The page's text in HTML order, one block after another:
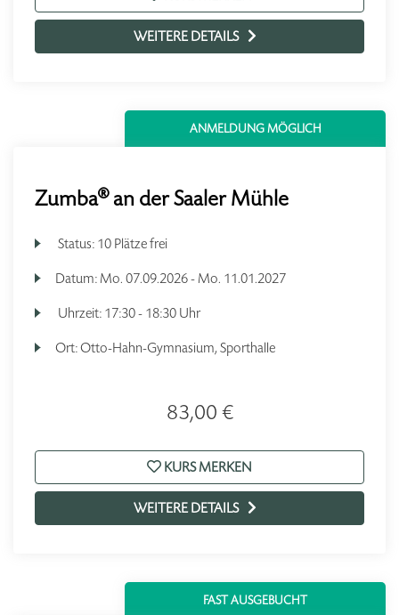
WEITERE DETAILS
ANMELDUNG MÖGLICH
Zumba® an der Saaler Mühle
Status: 10 Plätze frei
Datum: Mo. 07.09.2026 - Mo. 11.01.2027
Uhrzeit: 17:30 - 18:30 Uhr
Ort:Otto-Hahn-Gymnasium, Sporthalle
83,00 €
KURS MERKEN
WEITERE DETAILS
FAST AUSGEBUCHT